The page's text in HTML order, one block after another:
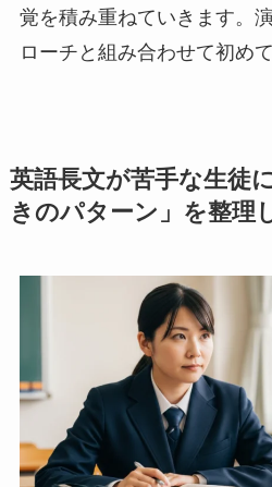
覚を積み重ねていきます。
ローチと組み合わせて初め
英語長文が苦手な生徒
きのパターン」を整理